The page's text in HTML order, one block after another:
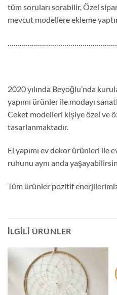
tüm soruları sorabilir, Özel
mevcut modellere ekleme
2020 yılında Beyoğlu’nda
yapımı ürünler ile modayı
Ceket modelleri kişiye özel ve
tasarlanmaktadır.
El yapımı ev dekor ürünleri ile
ruhunu aynı anda
Tüm ürünler pozitif
İLGILI ÜRÜNLER